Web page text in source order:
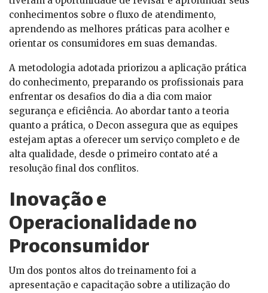
conhecimentos sobre o fluxo de atendimento,
aprendendo as melhores práticas para acolher e
orientar os consumidores em suas demandas.
A metodologia adotada priorizou a aplicação prática
do conhecimento, preparando os profissionais para
enfrentar os desafios do dia a dia com maior
segurança e eficiência. Ao abordar tanto a teoria
quanto a prática, o Decon assegura que as equipes
estejam aptas a oferecer um serviço completo e de
alta qualidade, desde o primeiro contato até a
resolução final dos conflitos.
Inovação e
Operacionalidade no
Proconsumidor
Um dos pontos altos do treinamento foi a
apresentação e capacitação sobre a utilização do